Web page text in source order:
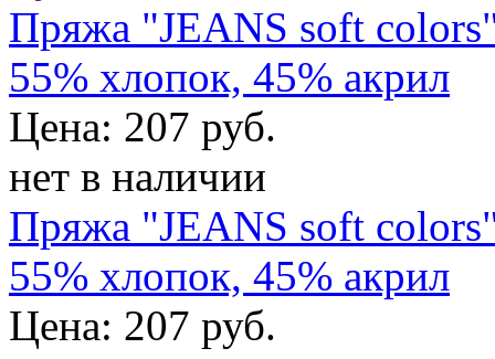
Пряжа "JEANS soft
55% хлопок, 45% акрил
Цена: 207 руб.
нет в наличии
Пряжа "JEANS soft
55% хлопок, 45% акрил
Цена: 207 руб.